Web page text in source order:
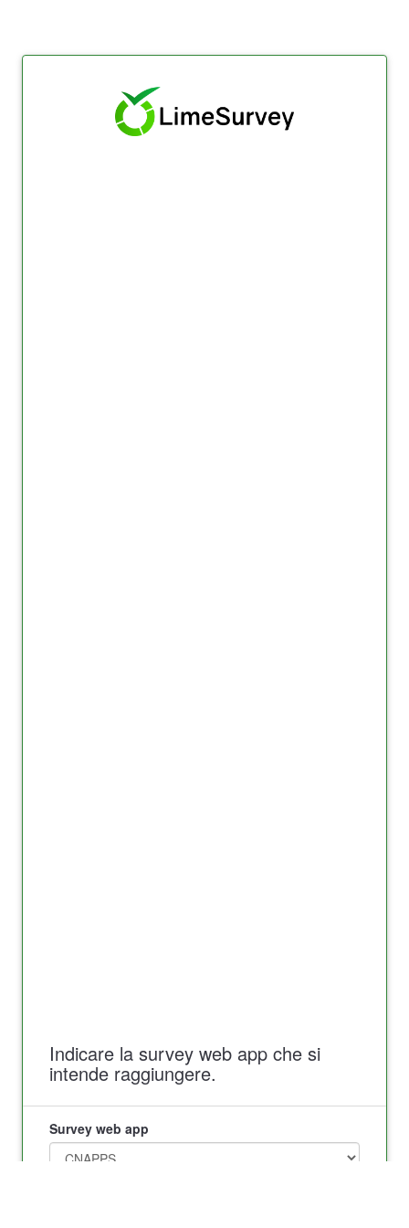
Indicare la survey web app che si
intende raggiungere.
Survey web app